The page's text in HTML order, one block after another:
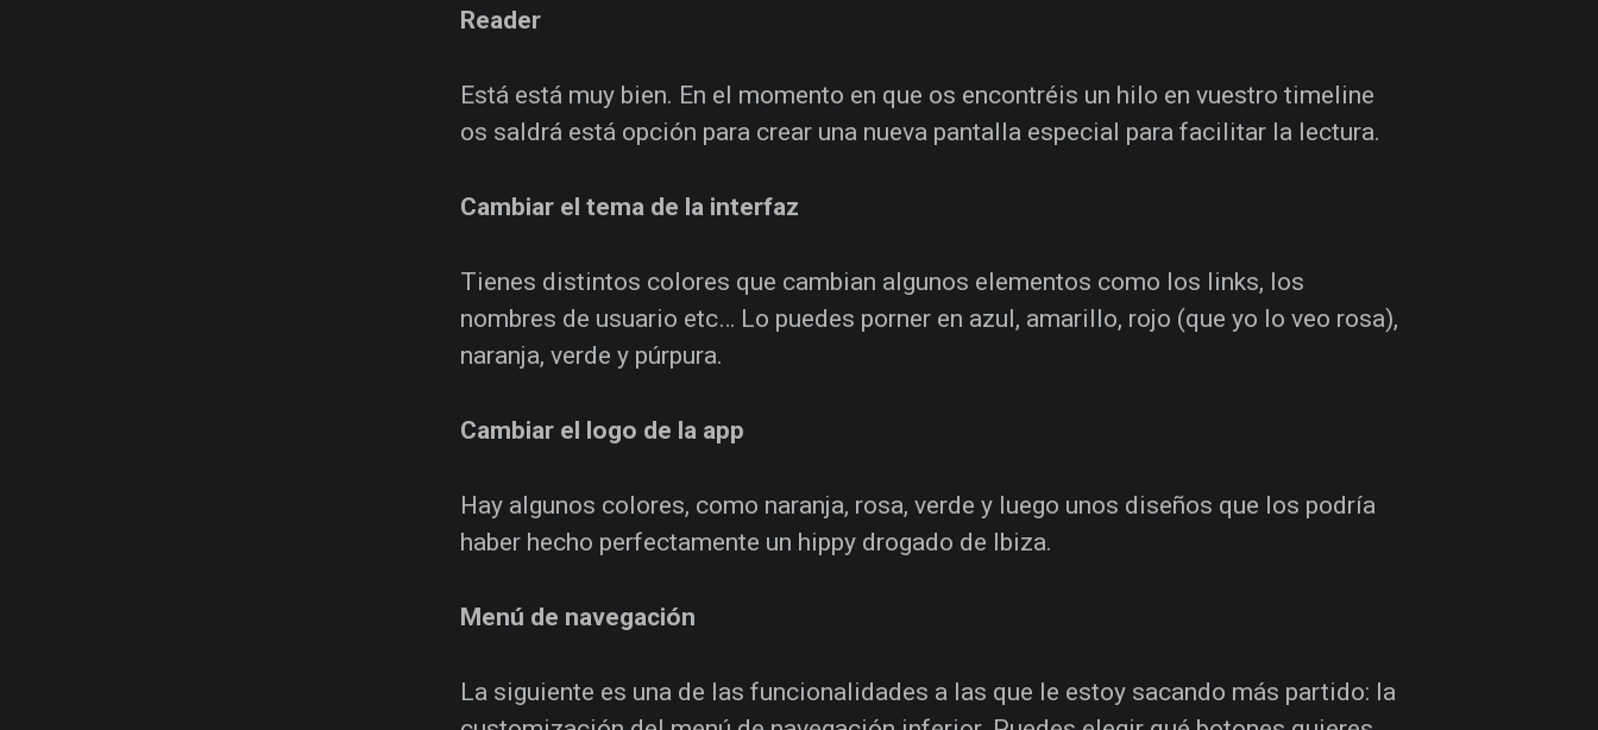
Reader
Está está muy bien. En el momento en que os encontréis un hilo en vuestro timeline
os saldrá está opción para crear una nueva pantalla especial para facilitar la lectura.
Cambiar el tema de la interfaz
Tienes distintos colores que cambian algunos elementos como los links, los
nombres de usuario etc… Lo puedes porner en azul, amarillo, rojo (que yo lo veo rosa),
naranja, verde y púrpura.
Cambiar el logo de la app
Hay algunos colores, como naranja, rosa, verde y luego unos diseños que los podría
haber hecho perfectamente un hippy drogado de Ibiza.
Menú de navegación
La siguiente es una de las funcionalidades a las que le estoy sacando más partido: la